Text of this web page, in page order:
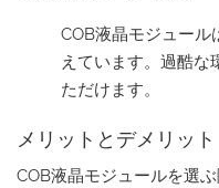
COB液晶モジュール
えています。過酷な
ただけます。
メリットとデメリット
COB液晶モジュールを選